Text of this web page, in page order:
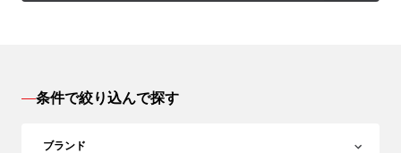
条件で絞り込んで探す
ブランド